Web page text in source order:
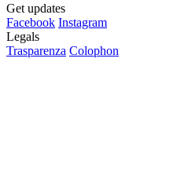
Get updates
Facebook Instagram
Legals
Trasparenza Colophon